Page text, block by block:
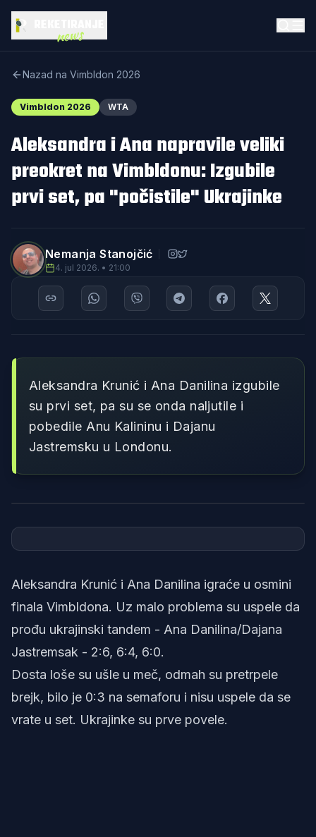
news
Nazad na Vimbldon 2026
Vimbldon 2026 WTA
Aleksandra i Ana napravile veliki
preokret na Vimbldonu: Izgubile
prvi set, pa "počistile" Ukrajinke
Nemanja Stanojčić
4. jul 2026. • 21:00
Aleksandra Krunić i Ana Danilina izgubile
su prvi set, pa su se onda naljutile i
pobedile Anu Kalininu i Dajanu
Jastremsku u Londonu.
Aleksandra Krunić i Ana Danilina igraće u osmini
finala Vimbldona. Uz malo problema su uspele da
prođu ukrajinski tandem - Ana Danilina/Dajana
Jastremsak - 2:6, 6:4, 6:0.
Dosta loše su ušle u meč, odmah su pretrpele
brejk, bilo je 0:3 na semaforu i nisu uspele da se
vrate u set. Ukrajinke su prve povele.